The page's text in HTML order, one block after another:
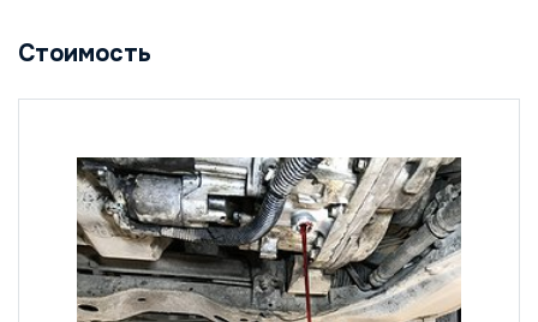
Стоимость